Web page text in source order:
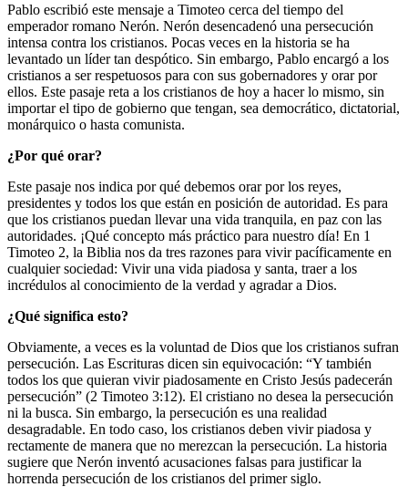
Pablo escribió este mensaje a Timoteo cerca del tiempo del
emperador romano Nerón. Nerón desencadenó una persecución
intensa contra los cristianos. Pocas veces en la historia se ha
levantado un líder tan despótico. Sin embargo, Pablo encargó a los
cristianos a ser respetuosos para con sus gobernadores y orar por
ellos. Este pasaje reta a los cristianos de hoy a hacer lo mismo, sin
importar el tipo de gobierno que tengan, sea democrático, dictatorial,
monárquico o hasta comunista.
¿Por qué orar?
Este pasaje nos indica por qué debemos orar por los reyes,
presidentes y todos los que están en posición de autoridad. Es para
que los cristianos puedan llevar una vida tranquila, en paz con las
autoridades. ¡Qué concepto más práctico para nuestro día! En 1
Timoteo 2, la Biblia nos da tres razones para vivir pacíficamente en
cualquier sociedad: Vivir una vida piadosa y santa, traer a los
incrédulos al conocimiento de la verdad y agradar a Dios.
¿Qué significa esto?
Obviamente, a veces es la voluntad de Dios que los cristianos sufran
persecución. Las Escrituras dicen sin equivocación: “Y también
todos los que quieran vivir piadosamente en Cristo Jesús padecerán
persecución” (2 Timoteo 3:12). El cristiano no desea la persecución
ni la busca. Sin embargo, la persecución es una realidad
desagradable. En todo caso, los cristianos deben vivir piadosa y
rectamente de manera que no merezcan la persecución. La historia
sugiere que Nerón inventó acusaciones falsas para justificar la
horrenda persecución de los cristianos del primer siglo.